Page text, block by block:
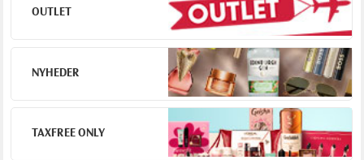
OUTLET
NYHEDER
TAXFREE ONLY